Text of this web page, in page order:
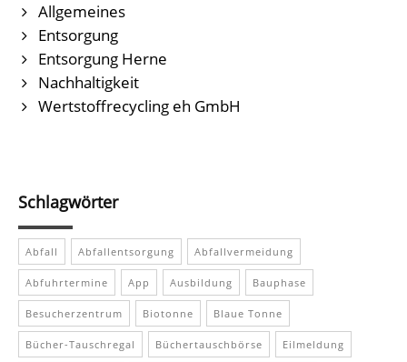
Allgemeines
Entsorgung
Entsorgung Herne
Nachhaltigkeit
Wertstoffrecycling eh GmbH
Schlagwörter
Abfall Abfallentsorgung Abfallvermeidung
Abfuhrtermine App Ausbildung Bauphase
Besucherzentrum Biotonne Blaue Tonne
Bücher-Tauschregal Büchertauschbörse Eilmeldung